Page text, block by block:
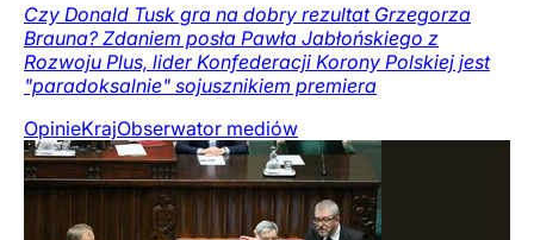
Czy Donald Tusk gra na dobry rezultat Grzegorza
Brauna? Zdaniem posła Pawła Jabłońskiego z
Rozwoju Plus, lider Konfederacji Korony Polskiej jest
"paradoksalnie" sojusznikiem premiera
OpinieKrajObserwator mediów